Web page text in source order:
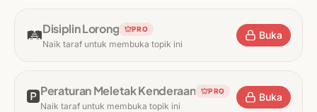
🛤️Disiplin Lorong PRO
Naik taraf untuk membuka topik ini
Buka
🅿️Peraturan Meletak Kenderaan PRO
Naik taraf untuk membuka topik ini
Buka